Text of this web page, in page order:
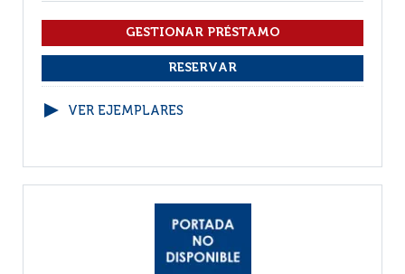
VER EJEMPLARES